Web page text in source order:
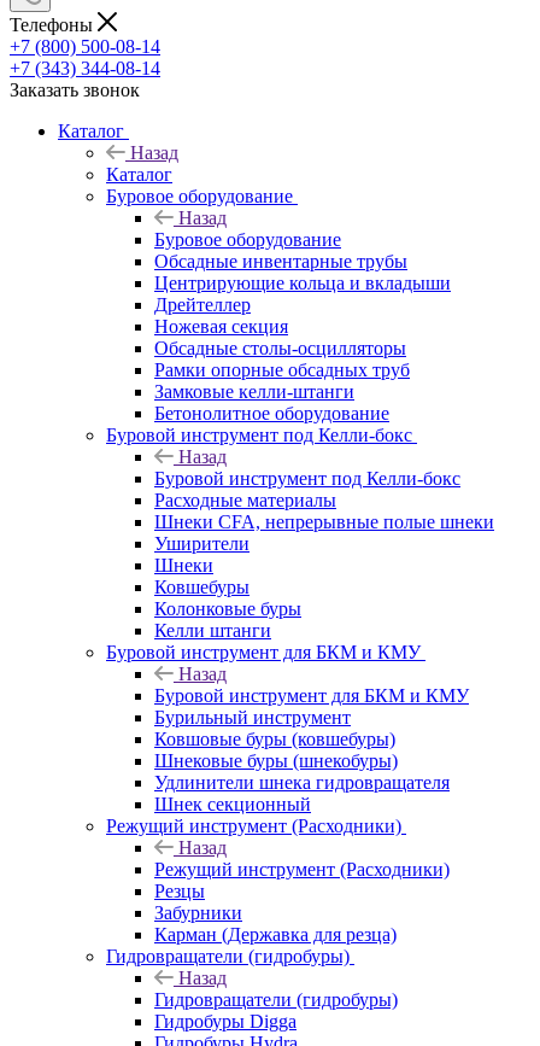
Телефоны
+7 (800) 500-08-14
+7 (343) 344-08-14
Заказать звонок
Каталог
Назад
Каталог
Буровое оборудование
Назад
Буровое оборудование
Обсадные инвентарные трубы
Центрирующие кольца и вкладыши
Дрейтеллер
Ножевая секция
Обсадные столы-осцилляторы
Рамки опорные обсадных труб
Замковые келли-штанги
Бетонолитное оборудование
Буровой инструмент под Келли-бокс
Назад
Буровой инструмент под Келли-бокс
Расходные материалы
Шнеки CFA, непрерывные полые шнеки
Уширители
Шнеки
Ковшебуры
Колонковые буры
Келли штанги
Буровой инструмент для БКМ и КМУ
Назад
Буровой инструмент для БКМ и КМУ
Бурильный инструмент
Ковшовые буры (ковшебуры)
Шнековые буры (шнекобуры)
Удлинители шнека гидровращателя
Шнек секционный
Режущий инструмент (Расходники)
Назад
Режущий инструмент (Расходники)
Резцы
Забурники
Карман (Державка для резца)
Гидровращатели (гидробуры)
Назад
Гидровращатели (гидробуры)
Гидробуры Digga